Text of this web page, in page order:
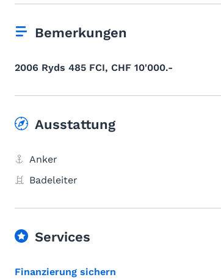
Bemerkungen
2006 Ryds 485 FCI, CHF 10'000.-
Ausstattung
Anker
Badeleiter
Services
Finanzierung sichern